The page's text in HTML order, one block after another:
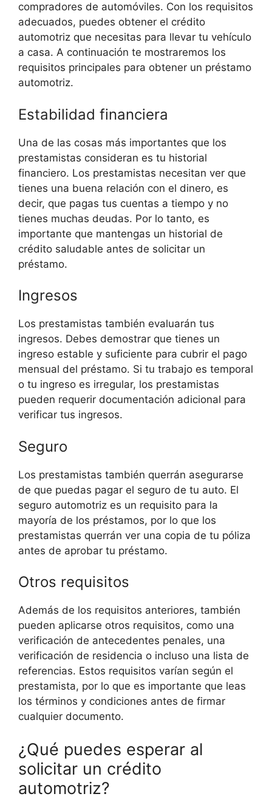
compradores de automóviles. Con los requisitos
adecuados, puedes obtener el crédito
automotriz que necesitas para llevar tu vehículo
a casa. A continuación te mostraremos los
requisitos principales para obtener un préstamo
automotriz.
Estabilidad financiera
Una de las cosas más importantes que los
prestamistas consideran es tu historial
financiero. Los prestamistas necesitan ver que
tienes una buena relación con el dinero, es
decir, que pagas tus cuentas a tiempo y no
tienes muchas deudas. Por lo tanto, es
importante que mantengas un historial de
crédito saludable antes de solicitar un
préstamo.
Ingresos
Los prestamistas también evaluarán tus
ingresos. Debes demostrar que tienes un
ingreso estable y suficiente para cubrir el pago
mensual del préstamo. Si tu trabajo es temporal
o tu ingreso es irregular, los prestamistas
pueden requerir documentación adicional para
verificar tus ingresos.
Seguro
Los prestamistas también querrán asegurarse
de que puedas pagar el seguro de tu auto. El
seguro automotriz es un requisito para la
mayoría de los préstamos, por lo que los
prestamistas querrán ver una copia de tu póliza
antes de aprobar tu préstamo.
Otros requisitos
Además de los requisitos anteriores, también
pueden aplicarse otros requisitos, como una
verificación de antecedentes penales, una
verificación de residencia o incluso una lista de
referencias. Estos requisitos varían según el
prestamista, por lo que es importante que leas
los términos y condiciones antes de firmar
cualquier documento.
¿Qué puedes esperar al
solicitar un crédito
automotriz?